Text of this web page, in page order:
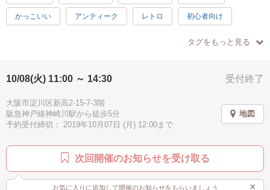
かっこいい アンティーク レトロ 初心者向け
ハッピー
タグをもっと見る
受付終了
10/08(火) 11:00 ～ 14:30
大阪市淀川区新高2-15-7-3階
阪急神戸線神崎川駅から徒歩5分
予約受付締切： 2019年10月07日 (月) 12:00まで
地図
次回開催のお知らせを受け取る
お気に入りに追加して開催のお知らせをもらいましょう ×